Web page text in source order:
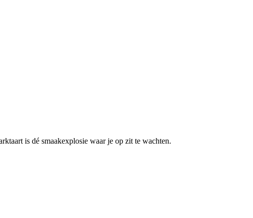
is dé smaakexplosie waar je op zit te wachten.